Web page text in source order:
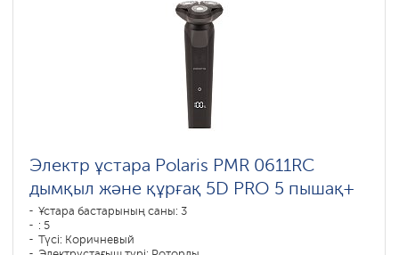
Электр ұстара Polaris PMR 0611RC
дымқыл және құрғақ 5D PRO 5 пышақ+
Ұстара бастарының саны: 3
: 5
Түсі: Коричневый